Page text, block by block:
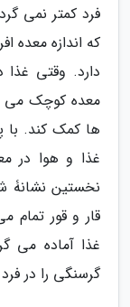
فرد کمتر نمی
که اندازه معده
دارد. وقتی
معده کوچک می
ها کمک کند. با
غذا و هوا در
نخستین نشانۀ
قار و قور تمام
غذا آماده می
گرسنگی را در